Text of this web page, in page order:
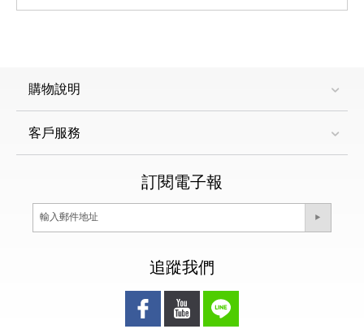
購物說明
客戶服務
訂閱電子報
追蹤我們